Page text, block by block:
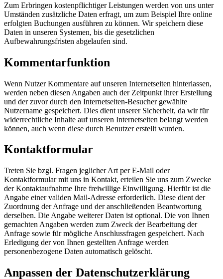
Zum Erbringen kostenpflichtiger Leistungen werden von uns unter
Umständen zusätzliche Daten erfragt, um zum Beispiel Ihre online
erfolgten Buchungen ausführen zu können. Wir speichern diese
Daten in unseren Systemen, bis die gesetzlichen
Aufbewahrungsfristen abgelaufen sind.
Kommentarfunktion
Wenn Nutzer Kommentare auf unseren Internetseiten hinterlassen,
werden neben diesen Angaben auch der Zeitpunkt ihrer Erstellung
und der zuvor durch den Internetseiten-Besucher gewählte
Nutzername gespeichert. Dies dient unserer Sicherheit, da wir für
widerrechtliche Inhalte auf unseren Internetseiten belangt werden
können, auch wenn diese durch Benutzer erstellt wurden.
Kontaktformular
Treten Sie bzgl. Fragen jeglicher Art per E-Mail oder
Kontaktformular mit uns in Kontakt, erteilen Sie uns zum Zwecke
der Kontaktaufnahme Ihre freiwillige Einwilligung. Hierfür ist die
Angabe einer validen Mail-Adresse erforderlich. Diese dient der
Zuordnung der Anfrage und der anschließenden Beantwortung
derselben. Die Angabe weiterer Daten ist optional. Die von Ihnen
gemachten Angaben werden zum Zweck der Bearbeitung der
Anfrage sowie für mögliche Anschlussfragen gespeichert. Nach
Erledigung der von Ihnen gestellten Anfrage werden
personenbezogene Daten automatisch gelöscht.
Anpassen der Datenschutzerklärung